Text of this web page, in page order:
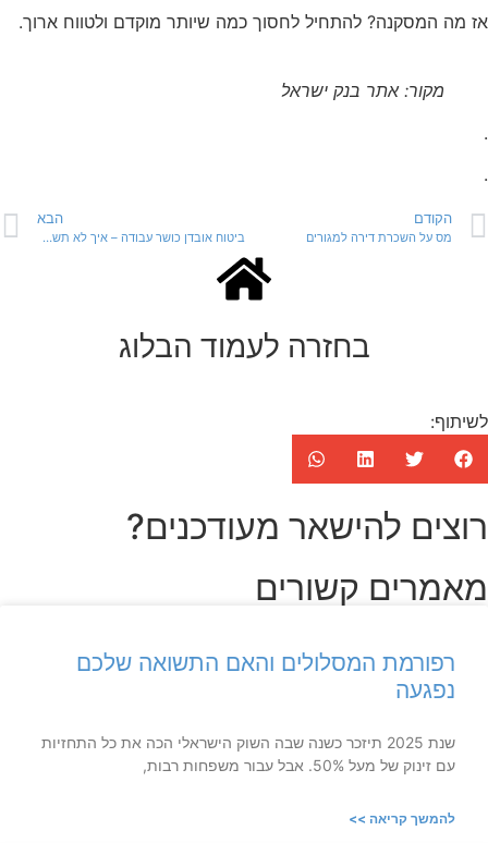
אז מה המסקנה? להתחיל לחסוך כמה שיותר מוקדם ולטווח ארוך.
מקור: אתר בנק ישראל
.
.
הקודם
מס על השכרת דירה למגורים
הבא
ביטוח אובדן כושר עבודה – איך לא תשלמו יותר מידי
בחזרה לעמוד הבלוג
לשיתוף:
רוצים להישאר מעודכנים?
מאמרים קשורים
רפורמת המסלולים והאם התשואה שלכם
נפגעה
שנת 2025 תיזכר כשנה שבה השוק הישראלי הכה את כל התחזיות
עם זינוק של מעל 50%. אבל עבור משפחות רבות,
להמשך קריאה >>